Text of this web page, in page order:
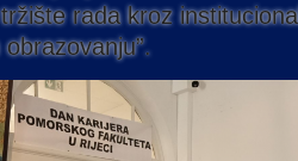
rada kroz